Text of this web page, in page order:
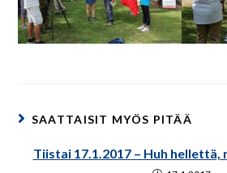
SAATTAISIT MYÖS PITÄÄ
Tiistai 17.1.2017 – Huh